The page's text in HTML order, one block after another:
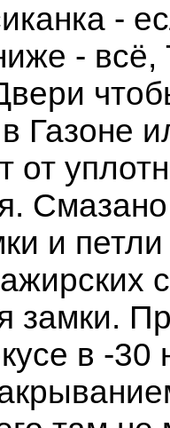
-
- всё,
в Газоне
от
Смазано
и
замки.
в -30